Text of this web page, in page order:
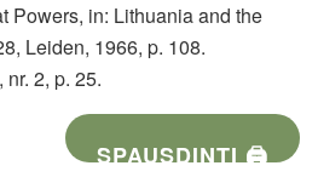
Powers, in: Lithuania and the
Leiden, 1966, p. 108.
nr. 2, p. 25.
SPAUSDINTI 🖨